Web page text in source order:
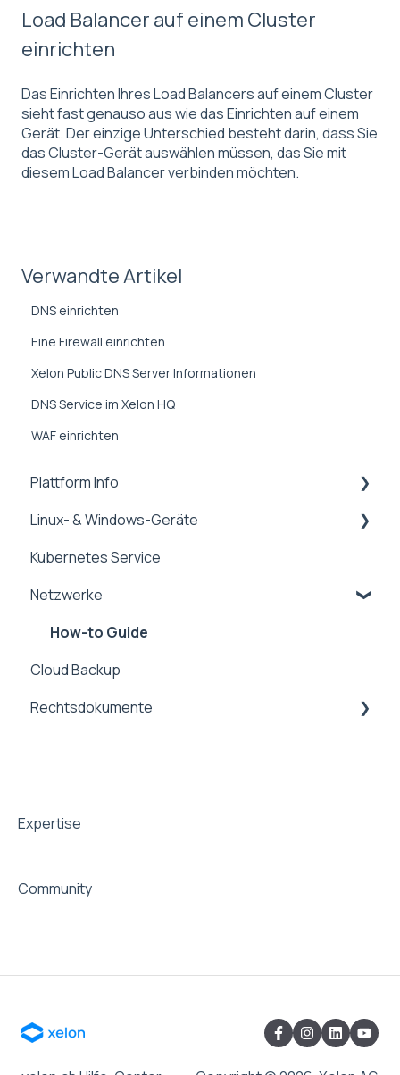
Load Balancer auf einem Cluster
einrichten
Das Einrichten Ihres Load Balancers auf einem Cluster
sieht fast genauso aus wie das Einrichten auf einem
Gerät. Der einzige Unterschied besteht darin, dass Sie
das Cluster-Gerät auswählen müssen, das Sie mit
diesem Load Balancer verbinden möchten.
Verwandte Artikel
DNS einrichten
Eine Firewall einrichten
Xelon Public DNS Server Informationen
DNS Service im Xelon HQ
WAF einrichten
Plattform Info
REST API & Drivers
Organisations- & Benutzer-Management
Häufig gestellte Fragen
Linux- & Windows-Geräte
How-to Guide
Kubernetes Service
Netzwerke
How-to Guide
Cloud Backup
Rechtsdokumente
Expertise
Community